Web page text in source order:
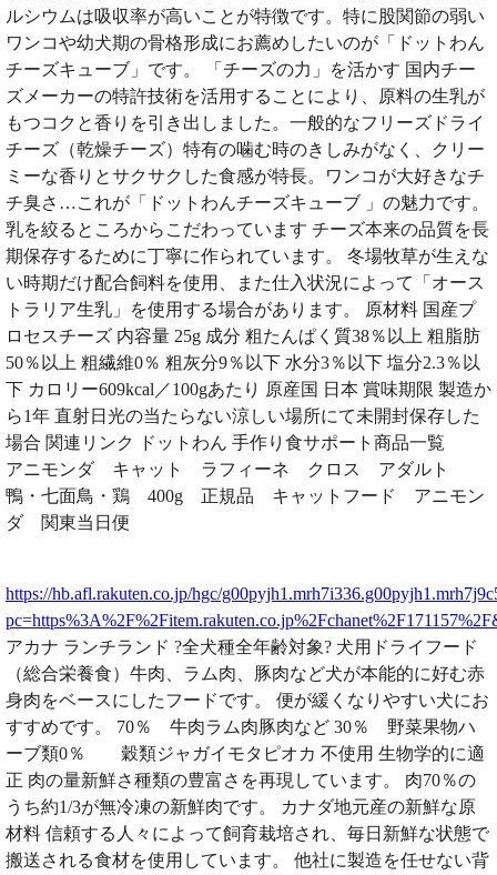
ルシウムは吸収率が高いことが特徴です。特に股関節の弱い
ワンコや幼犬期の骨格形成にお薦めしたいのが「ドットわん
チーズキューブ」です。 「チーズの力」を活かす 国内チー
ズメーカーの特許技術を活用することにより、原料の生乳が
もつコクと香りを引き出しました。一般的なフリーズドライ
チーズ（乾燥チーズ）特有の噛む時のきしみがなく、クリー
ミーな香りとサクサクした食感が特長。ワンコが大好きなチ
チ臭さ…これが「ドットわんチーズキューブ 」の魅力です。
乳を絞るところからこだわっています チーズ本来の品質を長
期保存するために丁寧に作られています。 冬場牧草が生えな
い時期だけ配合飼料を使用、また仕入状況によって「オース
トラリア生乳」を使用する場合があります。 原材料 国産プ
ロセスチーズ 内容量 25g 成分 粗たんぱく質38％以上 粗脂肪
50％以上 粗繊維0％ 粗灰分9％以下 水分3％以下 塩分2.3％以
下 カロリー609kcal／100gあたり 原産国 日本 賞味期限 製造か
ら1年 直射日光の当たらない涼しい場所にて未開封保存した
場合 関連リンク ドットわん 手作り食サポート商品一覧
アニモンダ キャット ラフィーネ クロス アダルト
鴨・七面鳥・鶏 400g 正規品 キャットフード アニモン
ダ 関東当日便
https://hb.afl.rakuten.co.jp/hgc/
アカナ ランチランド ?全犬種全年齢対象? 犬用ドライフード
（総合栄養食）牛肉、ラム肉、豚肉など犬が本能的に好む赤
身肉をベースにしたフードです。 便が緩くなりやすい犬にお
すすめです。 70％ 牛肉ラム肉豚肉など 30％ 野菜果物ハ
ーブ類0％ 穀類ジャガイモタピオカ 不使用 生物学的に適
正 肉の量新鮮さ種類の豊富さを再現しています。 肉70％の
うち約1/3が無冷凍の新鮮肉です。 カナダ地元産の新鮮な原
材料 信頼する人々によって飼育栽培され、毎日新鮮な状態で
搬送される食材を使用しています。 他社に製造を任せない背